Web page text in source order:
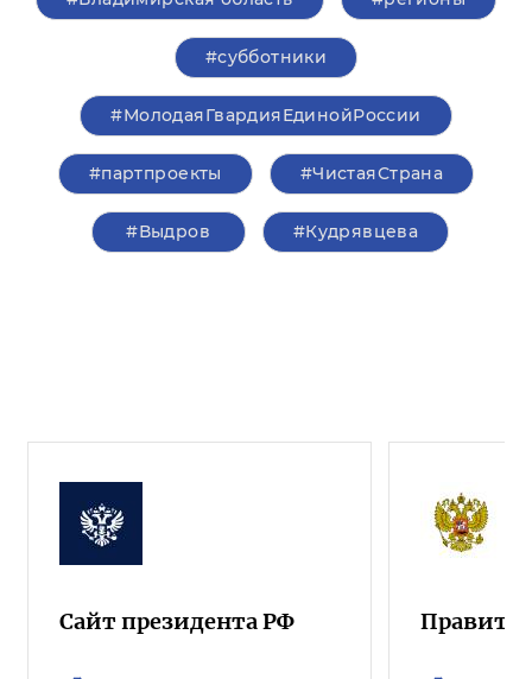
#субботники
#МолодаяГвардияЕдинойРоссии
#партпроекты #ЧистаяСтрана
#Выдров #Кудрявцева
Сайт президента РФ